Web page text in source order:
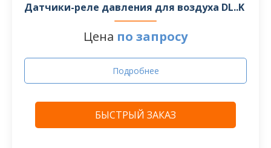
Датчики-реле давления для воздуха DL..K
Цена по запросу
Подробнее
БЫСТРЫЙ ЗАКАЗ